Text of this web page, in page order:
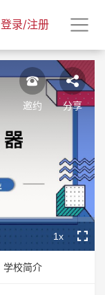
登录/注册
Playback
Rate
1x
邀约 分享
学校简介